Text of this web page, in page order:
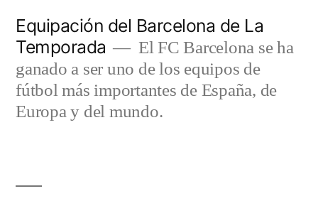
contenido
Equipación del Barcelona de La
Temporada
El FC Barcelona se ha
ganado a ser uno de los equipos de
fútbol más importantes de España, de
Europa y del mundo.